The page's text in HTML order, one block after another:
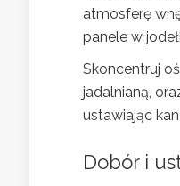
atmosferę
panele w
Skoncentruj
jadalnianą,
ustawiając
Dobór i